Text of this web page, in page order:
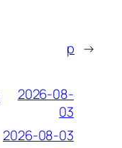
p →
2026-08-
03
2026-08-03